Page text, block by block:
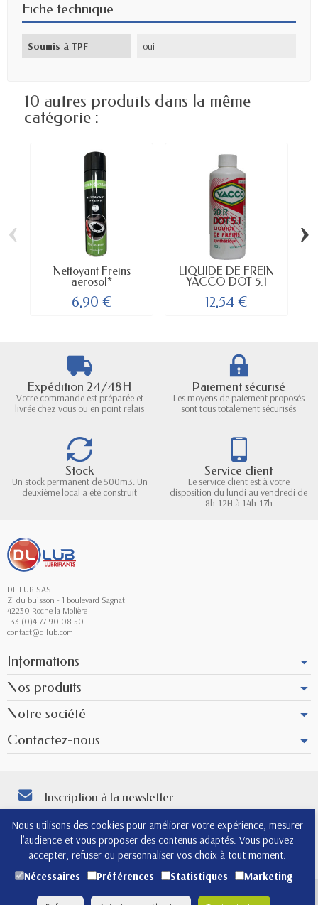
Nous utilisons des cookies pour améliorer votre expérience, mesurer
l’audience et vous proposer des contenus adaptés. Vous pouvez
accepter, refuser ou personnaliser vos choix à tout moment.
Nécessaires
Préférences Statistiques Marketing
Fiche technique
Soumis à TPF oui
10 autres produits dans la même
catégorie :
Nettoyant Freins
aerosol*
6,90 €
LIQUIDE DE FREIN
YACCO DOT 5.1
12,54 €
‹ ›
Expédition 24/48H
Votre commande est préparée et
livrée chez vous ou en point relais
Paiement sécurisé
Les moyens de paiement proposés
sont tous totalement sécurisés
Stock
Un stock permanent de 500m3. Un
deuxième local a été construit
Service client
Le service client est à votre
disposition du lundi au vendredi de
8h-12H à 14h-17h
DL LUB SAS
Zi du buisson - 1 boulevard Sagnat
42230 Roche la Molière
+33 (0)4 77 90 08 50
contact@dllub.com
Informations
Nos produits
Notre société
Contactez-nous
Inscription à la newsletter
informations de contact dans les conditions d'utilisation du site.
Copyright © 2026 - Design byPrestacrea- Ecommerce
4.8
(565)